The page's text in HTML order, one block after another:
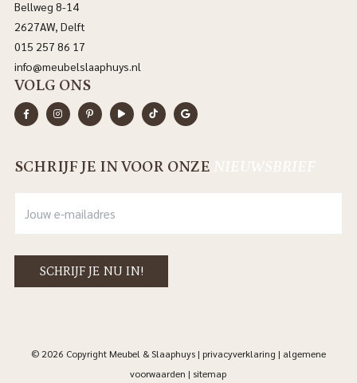
Bellweg 8-14
2627AW, Delft
015 257 86 17
info@meubelslaaphuys.nl
VOLG ONS
SCHRIJF JE IN VOOR ONZE NIEUWSBRIEF
© 2026 Copyright Meubel & Slaaphuys | privacyverklaring | algemene
voorwaarden | sitemap